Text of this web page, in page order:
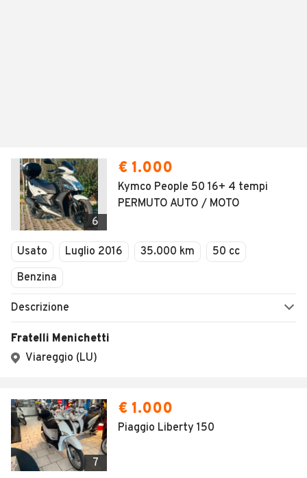
6
€ 1.000
Kymco People 50 16+ 4 tempi
PERMUTO AUTO / MOTO
Usato Luglio 2016 35.000 km
50 cc
Benzina
Descrizione
Fratelli Menichetti
Viareggio (LU)
7
€ 1.000
Piaggio Liberty 150